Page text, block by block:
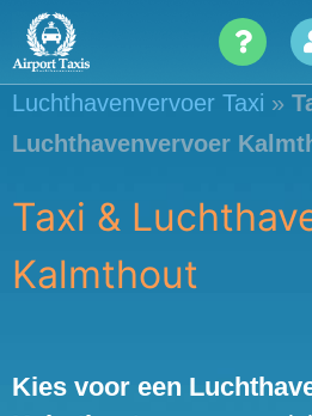
Skip
content
Luchthavenvervoer Taxi »
Luchthavenvervoer
Taxi &
Kalmthout
Kies voor een